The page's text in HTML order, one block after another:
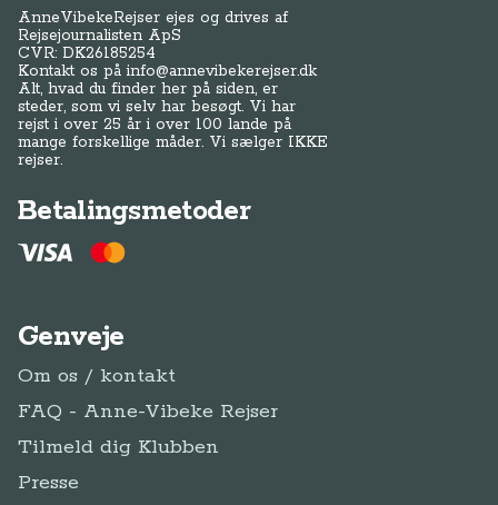
AnneVibekeRejser ejes og drives af
Rejsejournalisten ApS
CVR: DK26185254
Kontakt os påinfo@annevibekerejser.dk
Alt, hvad du finder her på siden, er
steder, som vi selv har besøgt. Vi har
rejst i over 25 år i over 100 lande på
mange forskellige måder. Vi sælger IKKE
rejser.
Betalingsmetoder
Genveje
Om os / kontakt
FAQ - Anne-Vibeke Rejser
Tilmeld dig Klubben
Presse